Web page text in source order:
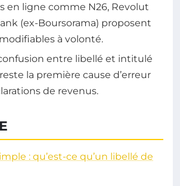
en ligne comme N26, Revolut
(ex-Boursorama) proposent
à volonté.
entre libellé et intitulé
la première cause d’erreur
de revenus.
: qu’est-ce qu’un libellé de